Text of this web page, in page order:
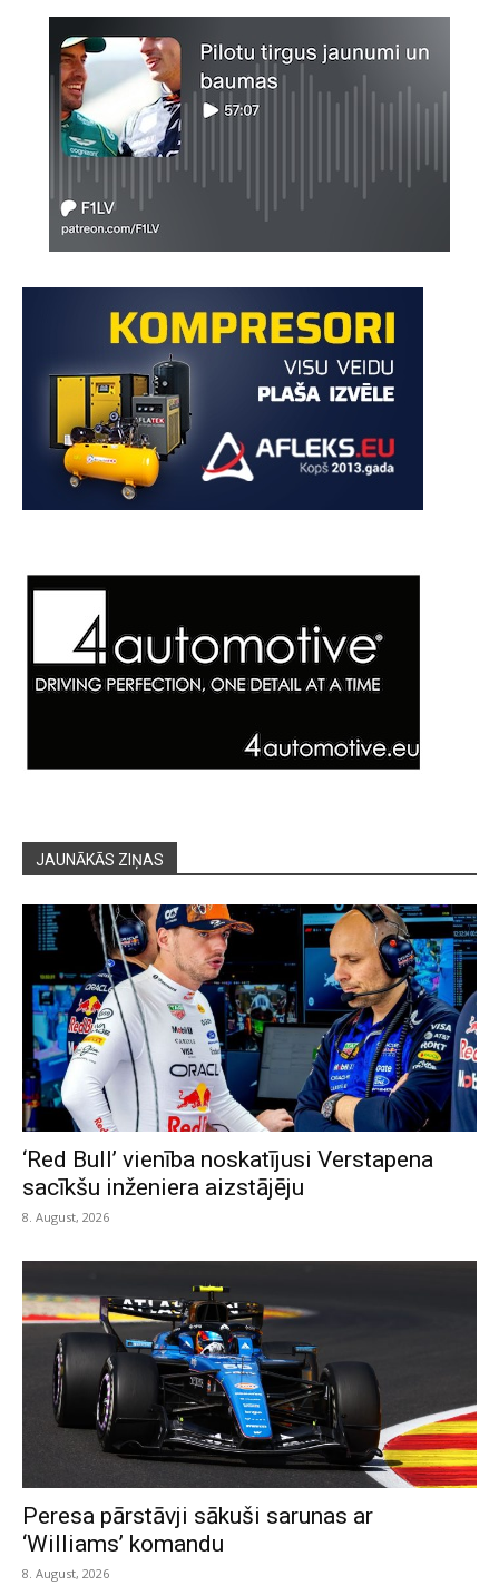
JAUNĀKĀS ZIŅAS
‘Red Bull’ vienība noskatījusi Verstapena
sacīkšu inženiera aizstājēju
8. August, 2026
Peresa pārstāvji sākuši sarunas ar
‘Williams’ komandu
8. August, 2026